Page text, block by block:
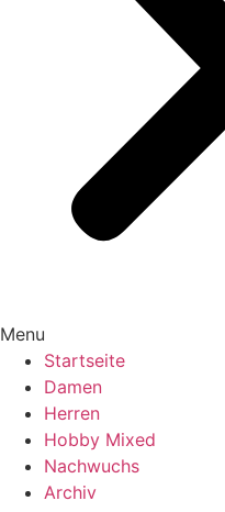
Menu
Startseite
Damen
Herren
Hobby Mixed
Nachwuchs
Archiv